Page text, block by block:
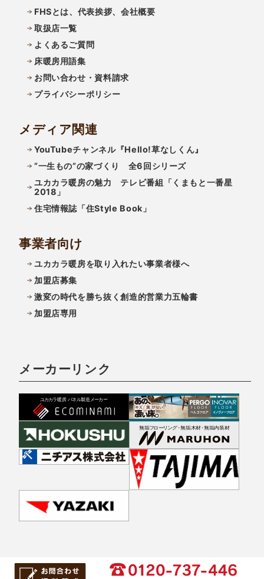
FHSとは、代表挨拶、会社概要
取扱店一覧
よくあるご質問
床暖房用語集
お問い合わせ・資料請求
プライバシーポリシー
メディア関連
YouTubeチャンネル『Hello!草なしくん』
”一生もの”の家づくり 全6回シリーズ
ユカカラ暖房の魅力 テレビ番組「くまもと一番星
2018」
住宅情報誌「住Style Book」
事業者向け
ユカカラ暖房を取り入れたい事業者様へ
加盟店募集
激変の時代を勝ち抜く創造的営業力五輪書
加盟店専用
メーカーリンク
Copyright © 2022 FHS 遠赤外線 温水床暖房 － ユカカラ暖房